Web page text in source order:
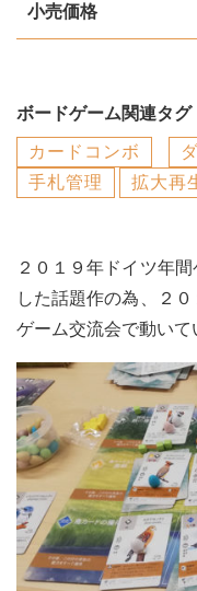
小売価格
ボードゲーム関連タグ
カードコンボ
手札管理
拡大再
２０１９年ドイツ年
した話題作の為、２
ゲーム交流会で動いて